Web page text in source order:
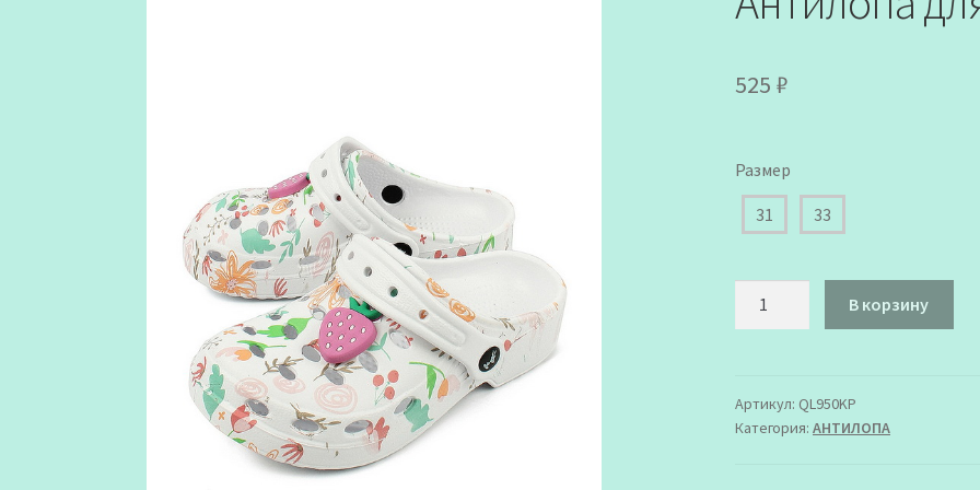
525 ₽
Размер
31 33
пляжные
Антилопа
В корзину
Артикул: QL950KP
Категория: АHТИЛОПА